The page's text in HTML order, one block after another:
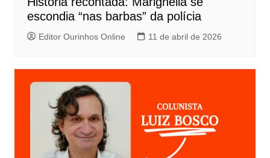
escondia “nas barbas” da polícia
Editor Ourinhos Online 11 de abril de 2026